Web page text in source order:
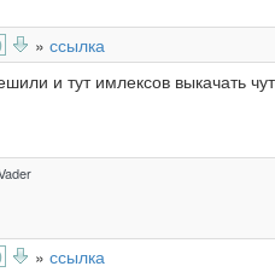
» ссылка
и тут имлексов выкачать
» ссылка